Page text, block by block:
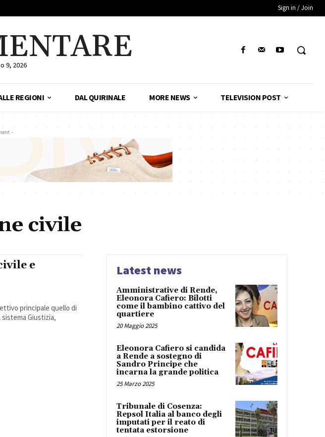
Sign in / Join
9, 2026
REGIONI DAL QUIRINALE MORE NEWS TELEVISION POST
-
civile
e
principale quello di
Giustizia,
Latest news
Amministrative di Rende,
Eleonora Cafiero: Bilotti
come il bambino cattivo del
quartiere
20 Maggio 2025
Eleonora Cafiero si candida
a Rende a sostegno di
Sandro Principe che
incarna la grande politica
25 Marzo 2025
Tribunale di Cosenza:
Repsol Italia al banco degli
imputati per il reato di
tentata estorsione